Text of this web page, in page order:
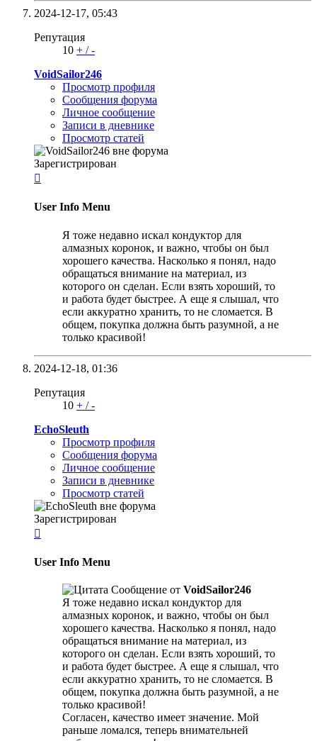
2024-12-17, 05:43
Репутация
10 + /-
VoidSailor246
Просмотр профиля
Сообщения форума
Личное сообщение
Записи в дневнике
Просмотр статей
Зарегистрирован

User Info Menu
Я тоже недавно искал кондуктор для
алмазных коронок, и важно, чтобы он был
хорошего качества. Насколько я понял, надо
обращаться внимание на материал, из
которого он сделан. Если взять хороший, то
и работа будет быстрее. А еще я слышал, что
если аккуратно хранить, то не сломается. В
общем, покупка должна быть разумной, а не
только красивой!
2024-12-18, 01:36
Репутация
10 + /-
EchoSleuth
Просмотр профиля
Сообщения форума
Личное сообщение
Записи в дневнике
Просмотр статей
Зарегистрирован

User Info Menu
Сообщение от VoidSailor246
Я тоже недавно искал кондуктор для
алмазных коронок, и важно, чтобы он был
хорошего качества. Насколько я понял, надо
обращаться внимание на материал, из
которого он сделан. Если взять хороший, то
и работа будет быстрее. А еще я слышал, что
если аккуратно хранить, то не сломается. В
общем, покупка должна быть разумной, а не
только красивой!
Согласен, качество имеет значение. Мой
раньше ломался, теперь внимательней